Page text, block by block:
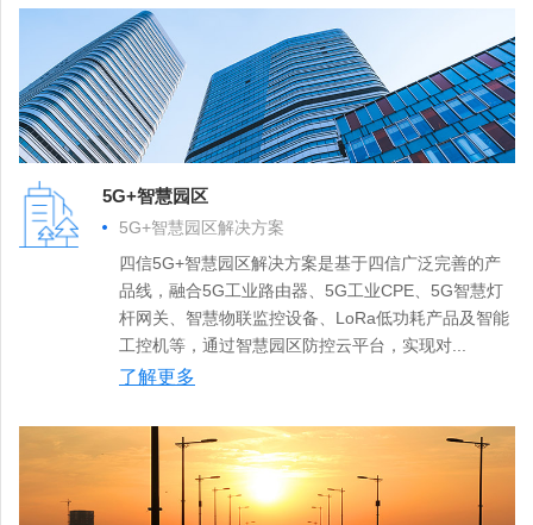
5G+智慧园区
5G+智慧园区解决方案
四信5G+智慧园区解决方案是基于四信广泛完善的产
品线，融合5G工业路由器、5G工业CPE、5G智慧灯
杆网关、智慧物联监控设备、LoRa低功耗产品及智能
工控机等，通过智慧园区防控云平台，实现对...
了解更多